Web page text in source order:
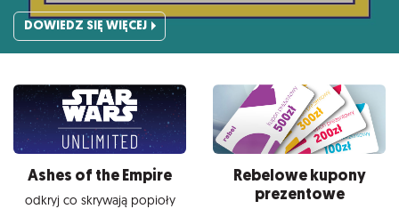
DOWIEDZ SIĘ WIĘCEJ
Ashes of the Empire
odkryj co skrywają popioły
Rebelowe kupony
prezentowe